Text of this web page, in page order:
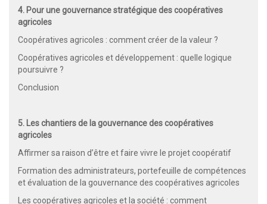
4. Pour une gouvernance stratégique des coopératives
agricoles
Coopératives agricoles : comment créer de la valeur ?
Coopératives agricoles et développement : quelle logique
poursuivre ?
Conclusion
5. Les chantiers de la gouvernance des coopératives
agricoles
Affirmer sa raison d’être et faire vivre le projet coopératif
Formation des administrateurs, portefeuille de compétences
et évaluation de la gouvernance des coopératives agricoles
Les coopératives agricoles et la société : comment